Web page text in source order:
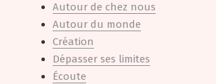
Autour de chez nous
Autour du monde
Création
Dépasser ses limites
Écoute